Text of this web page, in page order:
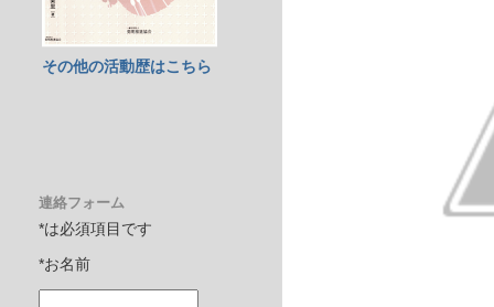
その他の活動歴はこちら
連絡フォーム
*は必須項目です
*お名前